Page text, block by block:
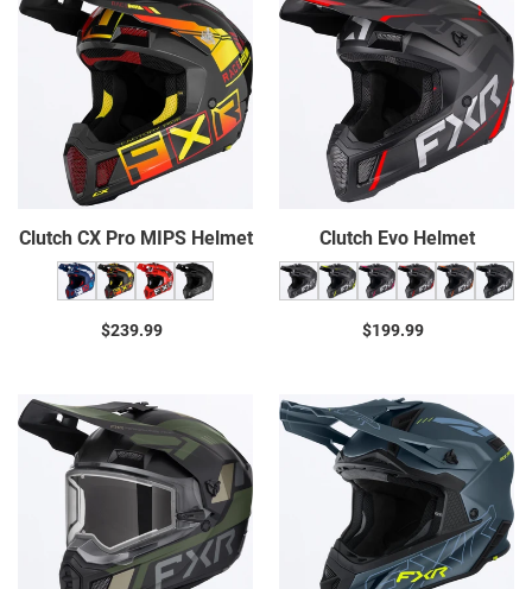
I
N
CX
Pro
MIPS
Helmet
Clutch CX Pro MIPS Helmet
Prix
$239.99
Evo
Helmet
Clutch Evo Helmet
Prix
$199.99
Clutch
X
Helmet
w/
Shield
Helium
Prime
Helmet